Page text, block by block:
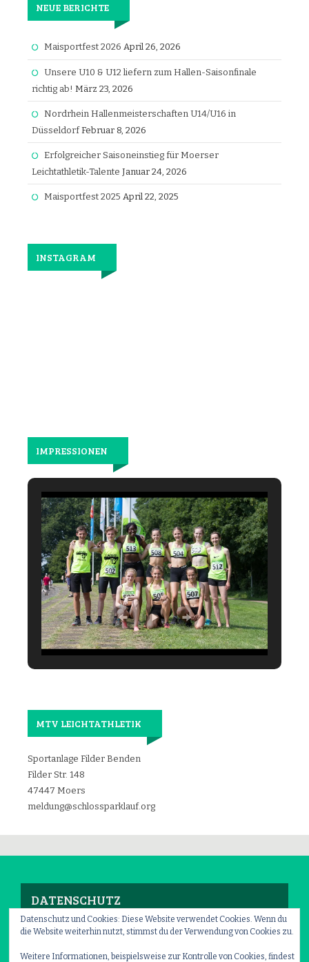
NEUE BERICHTE
Maisportfest 2026 April 26, 2026
Unsere U10 & U12 liefern zum Hallen-Saisonfinale
richtig ab! März 23, 2026
Nordrhein Hallenmeisterschaften U14/U16 in
Düsseldorf Februar 8, 2026
Erfolgreicher Saisoneinstieg für Moerser
Leichtathletik-Talente Januar 24, 2026
Maisportfest 2025 April 22, 2025
INSTAGRAM
IMPRESSIONEN
MTV LEICHTATHLETIK
Sportanlage Filder Benden
Filder Str. 148
47447 Moers
meldung@schlossparklauf.org
DATENSCHUTZ
Impressum–Datenschutz
Datenschutz und Cookies: Diese Website verwendet Cookies. Wenn du
die Website weiterhin nutzt, stimmst du der Verwendung von Cookies zu.
Weitere Informationen, beispielsweise zur Kontrolle von Cookies, findest